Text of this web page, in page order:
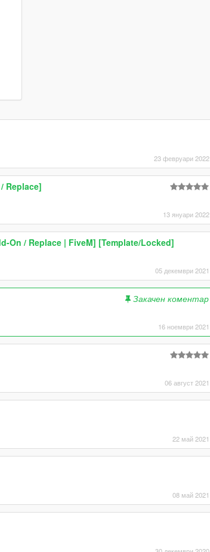
23 февруари 2022
Replace]
13 януари 2022
On / Replace | FiveM] [Template/Locked]
05 декември 2021
Закачен коментар
16 ноември 2021
06 август 2021
22 май 2021
08 май 2021